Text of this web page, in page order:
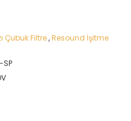
Çubuk Filtre,Resound İşitme
SP